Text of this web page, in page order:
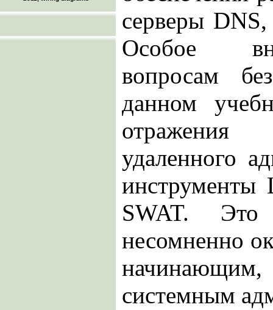
серверы
Особое
вопросам
данном
удаленного
инструменты
SWAT. Это
несомненно
системным